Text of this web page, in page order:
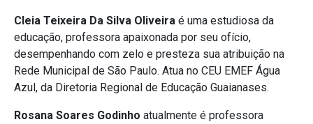
Cleia Teixeira Da Silva Oliveira é uma estudiosa da
educação, professora apaixonada por seu ofício,
desempenhando com zelo e presteza sua atribuição na
Rede Municipal de São Paulo. Atua no CEU EMEF Água
Azul, da Diretoria Regional de Educação Guaianases.
Rosana Soares Godinho atualmente é professora